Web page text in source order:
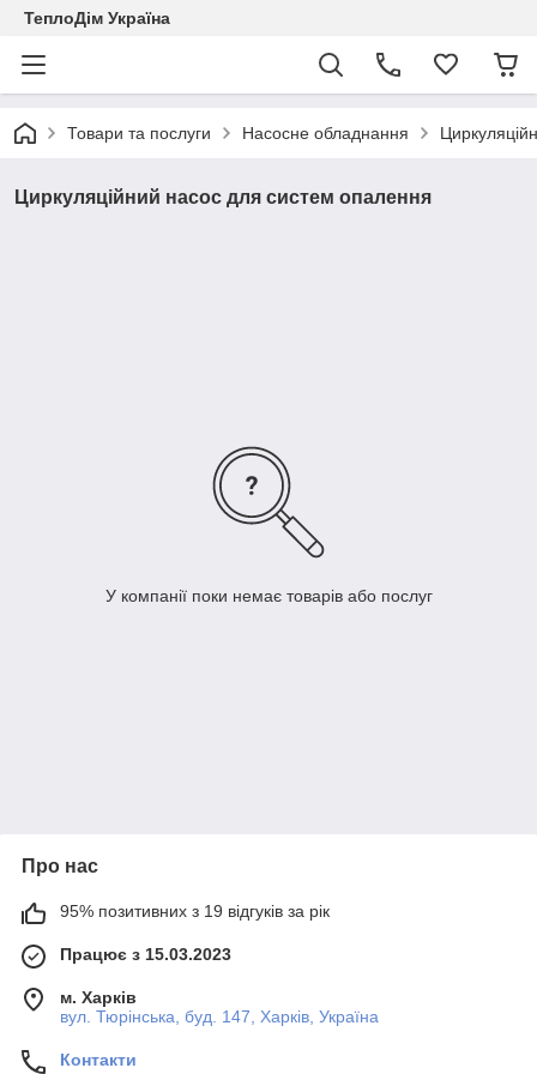
ТеплоДім Україна
Товари та послуги Насосне обладнання
Циркуляційний насос для систем опалення
У компанії поки немає товарів або послуг
Про нас
95% позитивних з 19 відгуків за рік
Працює з 15.03.2023
м. Харків
вул. Тюрінська, буд. 147, Харків, Україна
Контакти